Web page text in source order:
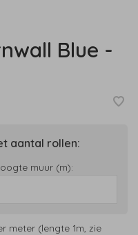
Blue -
aantal rollen:
muur (m):
meter (lengte 1m, zie